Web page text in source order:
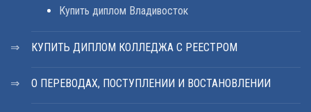
Купить диплом Владивосток
КУПИТЬ ДИПЛОМ КОЛЛЕДЖА С РЕЕСТРОМ
О ПЕРЕВОДАХ, ПОСТУПЛЕНИИ И ВОСТАНОВЛЕНИИ